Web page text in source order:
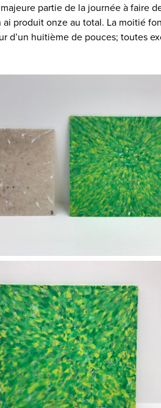
partie de la journée à faire
ai produit onze au total. La moitié
d’un huitième de pouces; toutes